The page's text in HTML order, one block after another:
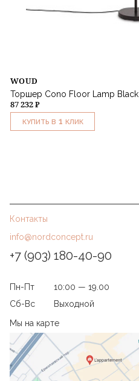
WOUD
Торшер Cono Floor Lamp Black
87 232 ₽
КУПИТЬ В 1 КЛИК
Контакты
info@nordconcept.ru
+7 (903) 180-40-90
Пн-Пт
10:00 — 19.00
Сб-Вс
Выходной
Мы на карте